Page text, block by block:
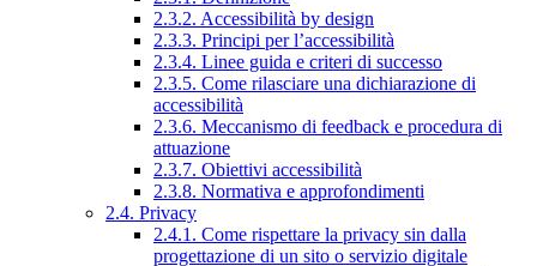
2.3.2. Accessibilità by design
2.3.3. Principi per l’accessibilità
2.3.4. Linee guida e criteri di successo
2.3.5. Come rilasciare una dichiarazione di
accessibilità
2.3.6. Meccanismo di feedback e procedura di
attuazione
2.3.7. Obiettivi accessibilità
2.3.8. Normativa e approfondimenti
2.4. Privacy
2.4.1. Come rispettare la privacy sin dalla
progettazione di un sito o servizio digitale